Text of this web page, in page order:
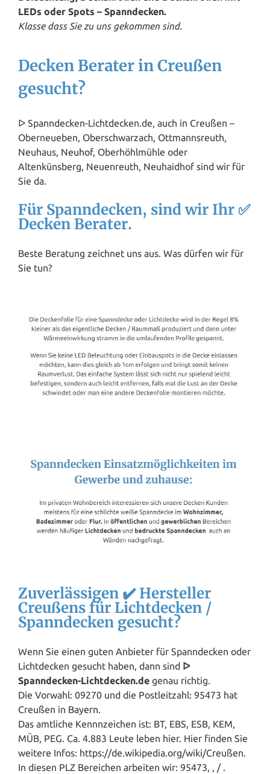
LEDs oder Spots – Spanndecken.
Klasse dass Sie zu uns gekommen sind.
Decken Berater in Creußen
gesucht?
ᐅ Spanndecken-Lichtdecken.de, auch in Creußen –
Oberneueben, Oberschwarzach, Ottmannsreuth,
Neuhaus, Neuhof, Oberhöhlmühle oder
Altenkünsberg, Neuenreuth, Neuhaidhof sind wir für
Sie da.
Für Spanndecken, sind wir Ihr ✅
Decken Berater.
Beste Beratung zeichnet uns aus. Was dürfen wir für
Sie tun?
Zuverlässigen ✔️ Hersteller
Creußens für Lichtdecken /
Spanndecken gesucht?
Wenn Sie einen guten Anbieter für Spanndecken oder
Lichtdecken gesucht haben, dann sind ᐅ
Spanndecken-Lichtdecken.de genau richtig.
Die Vorwahl: 09270 und die Postleitzahl: 95473 hat
Creußen in Bayern.
Das amtliche Kennnzeichen ist: BT, EBS, ESB, KEM,
MÜB, PEG. Ca. 4.883 Leute leben hier. Hier finden Sie
weitere Infos: https://de.wikipedia.org/wiki/Creußen.
In diesen PLZ Bereichen arbeiten wir: 95473, , / .